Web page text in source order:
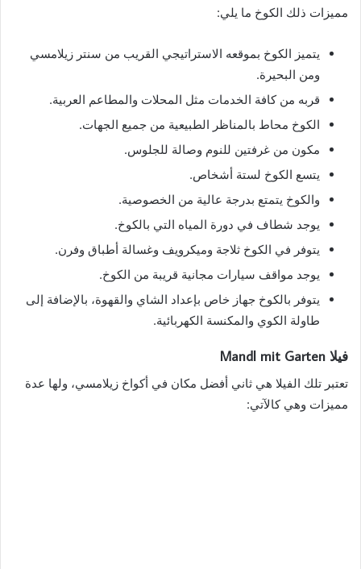
مميزات ذلك الكوخ ما يلي:
يتميز الكوخ بموقعه الاستراتيجي القريب من سنتر زيلامسي
ومن البحيرة.
قربه من كافة الخدمات مثل المحلات والمطاعم العربية.
الكوخ محاط بالمناظر الطبيعية من جميع الجهات.
مكون من غرفتين للنوم وصالة للجلوس.
يتسع الكوخ لستة أشخاص.
والكوخ يتمتع بدرجة عالية من الخصوصية.
يوجد شطاف في دورة المياه التي بالكوخ.
يتوفر في الكوخ ثلاجة وميكرويف وغسالة أطباق وفرن.
يوجد مواقف سيارات مجانية قريبة من الكوخ.
يتوفر بالكوخ جهاز خاص بإعداد الشاي والقهوة، بالإضافة إلى
طاولة الكوي والمكنسة الكهربائية.
فيلا Mandl mit Garten
تعتبر تلك الفيلا هي ثاني أفضل مكان في أكواخ زيلامسي، ولها عدة
مميزات وهي كالآتي: